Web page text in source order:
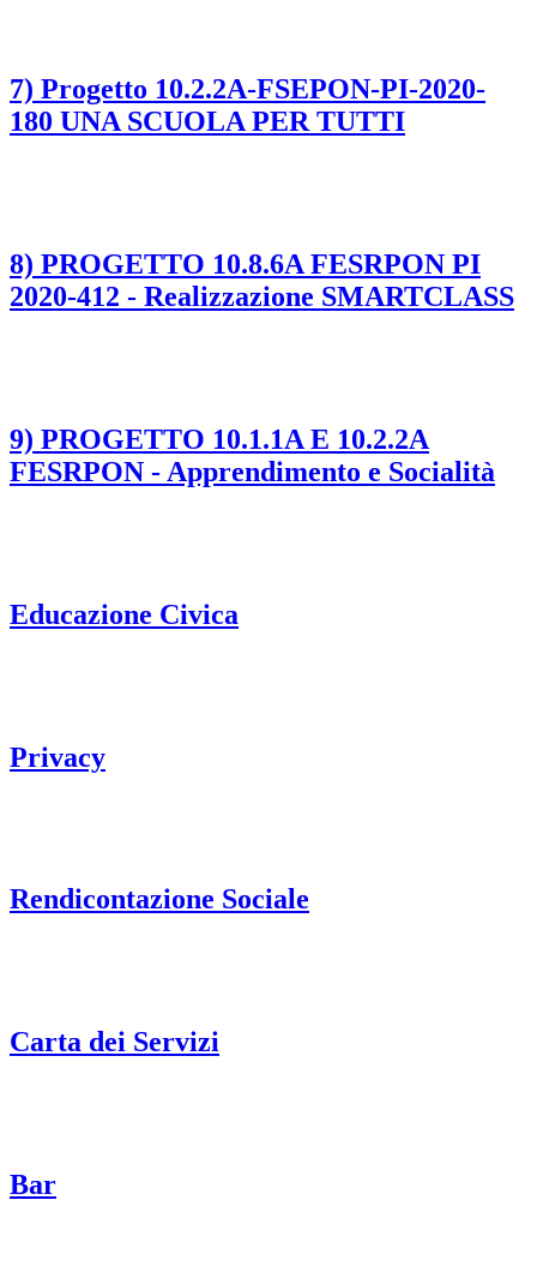
7) Progetto 10.2.2A-FSEPON-PI-2020-
180 UNA SCUOLA PER TUTTI
8) PROGETTO 10.8.6A FESRPON PI
2020-412 - Realizzazione SMARTCLASS
9) PROGETTO 10.1.1A E 10.2.2A
FESRPON - Apprendimento e Socialità
Educazione Civica
Privacy
Rendicontazione Sociale
Carta dei Servizi
Bar